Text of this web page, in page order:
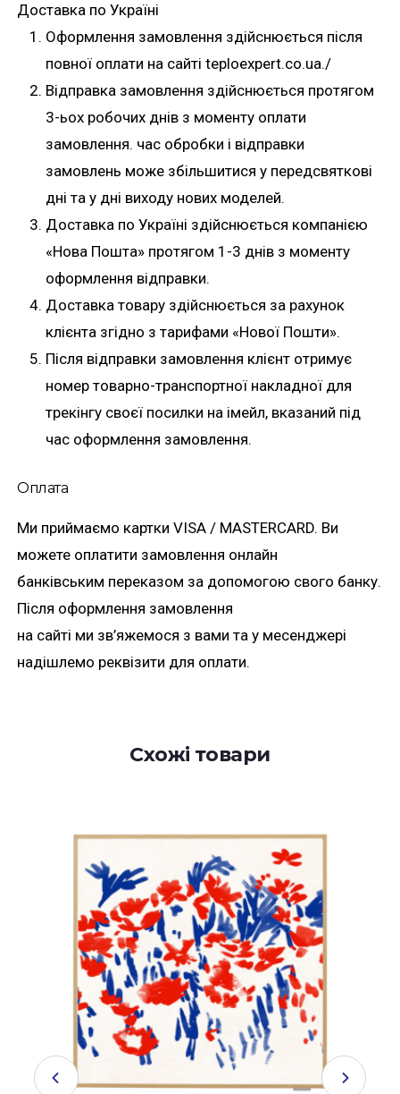
Доставка по Україні
Оформлення замовлення здійснюється після
повної оплати на сайті teploexpert.co.ua./
Відправка замовлення здійснюється протягом
3-ьох робочих днів з моменту оплати
замовлення. час обробки і відправки
замовлень може збільшитися у передсвяткові
дні та у дні виходу нових моделей.
Доставка по Україні здійснюється компанією
«Нова Пошта» протягом 1-3 днів з моменту
оформлення відправки.
Доставка товару здійснюється за рахунок
клієнта згідно з тарифами «Нової Пошти».
Після відправки замовлення клієнт отримує
номер товарно-транспортної накладної для
трекінгу своєї посилки на імейл, вказаний під
час оформлення замовлення.
Оплата
Ми приймаємо картки VISA / MASTERCARD. Ви
можете оплатити замовлення онлайн
банківським переказом за допомогою свого банку.
Після оформлення замовлення
на сайті ми зв’яжемося з вами та у месенджері
надішлемо реквізити для оплати.
Схожі товари